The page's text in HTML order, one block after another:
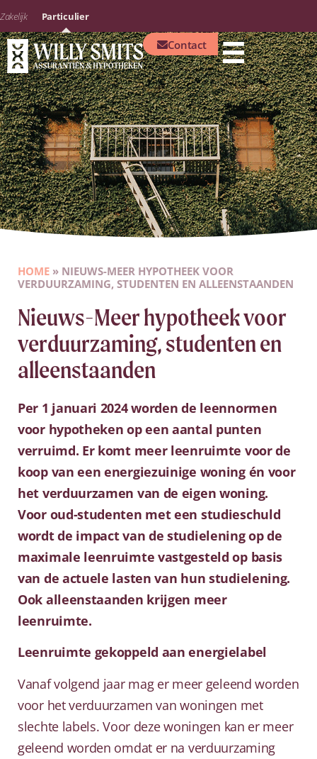
Zakelijk Particulier
Contact
HOME » NIEUWS-MEER HYPOTHEEK VOOR
VERDUURZAMING, STUDENTEN EN ALLEENSTAANDEN
Nieuws-Meer hypotheek voor
verduurzaming, studenten en
alleenstaanden
Per 1 januari 2024 worden de leennormen
voor hypotheken op een aantal punten
verruimd. Er komt meer leenruimte voor de
koop van een energiezuinige woning én voor
het verduurzamen van de eigen woning.
Voor oud-studenten met een studieschuld
wordt de impact van de studielening op de
maximale leenruimte vastgesteld op basis
van de actuele lasten van hun studielening.
Ook alleenstaanden krijgen meer
leenruimte.
Leenruimte gekoppeld aan energielabel
Vanaf volgend jaar mag er meer geleend worden
voor het verduurzamen van woningen met
slechte labels. Voor deze woningen kan er meer
geleend worden omdat er na verduurzaming